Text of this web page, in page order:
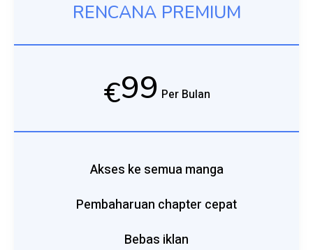
RENCANA PREMIUM
€99 Per Bulan
Akses ke semua manga
Pembaharuan chapter cepat
Bebas iklan